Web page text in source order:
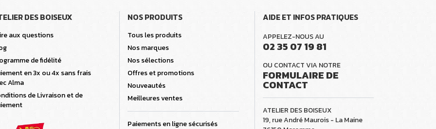
DES BOISEUX
aux questions
de fidélité
en 3x ou 4x sans frais
Alma
de Livraison et de
NOS PRODUITS
Tous les produits
Nos marques
Nos sélections
Offres et promotions
Nouveautés
Meilleures ventes
Paiements en ligne sécurisés
AIDE ET INFOS PRATIQUES
APPELEZ-NOUS AU
02 35 07 19 81
OU CONTACT VIA NOTRE
FORMULAIRE DE
CONTACT
ATELIER DES BOISEUX
19, rue André Maurois - La Maine